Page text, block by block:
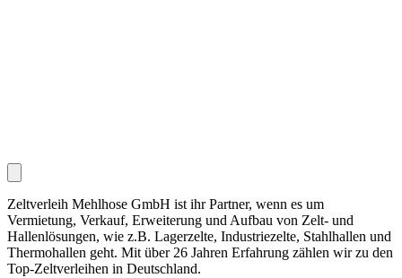
Zeltverleih Mehlhose GmbH ist ihr Partner, wenn es um
Vermietung, Verkauf, Erweiterung und Aufbau von Zelt- und
Hallenlösungen, wie z.B. Lagerzelte, Industriezelte, Stahlhallen und
Thermohallen geht. Mit über 26 Jahren Erfahrung zählen wir zu den
Top-Zeltverleihen in Deutschland.